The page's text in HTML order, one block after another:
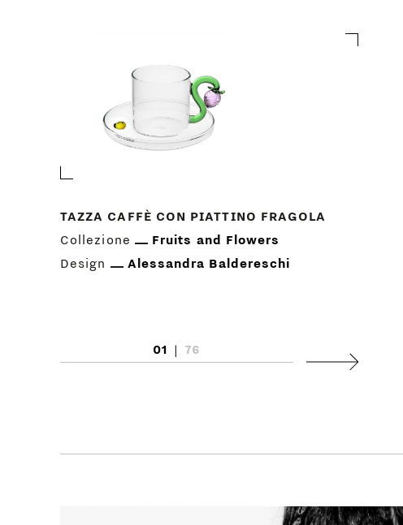
TAZZA CAFFÈ CON PIATTINO FRAGOLA
Collezione
Fruits and Flowers
Design
Alessandra Baldereschi
01 |
76
Successivo